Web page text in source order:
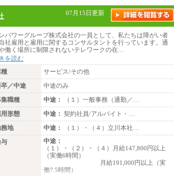
※3…愛知県、静岡県
※4…北海道、宮城県、栃木県、群馬県、長
野県、新潟県、富山県、石川県、岡山県、広
島県、山口県、香川県、福岡県
※5…青森県、鳥取県、島根県、愛媛県、高
知県、大分県、長崎県、熊本県、宮崎県、鹿
児島県、沖縄県、福島県、山形県
・月給には一律地域手当を含んだ金額を表示
00円、※3…28,000円、※4…25,000円、※
5…23,000円）
・試用期間中も給与変更なし
●基幹職（地域限定社員）
・大学・院卒／月給185,000 円～219,000 円
※勤務地により異なる。
〈東京・神奈川〉219,00
0 円 〈大阪・兵庫〉209,000 円
〈愛知〉194,500 円
〈福岡〉185,000 円
・専門・短大卒／月給185,000 円～210,000
円 ※勤務地により異なる。
07月15日更新
パワーグループ株式会社の一員として、私たちは障がい者
社雇用と雇用に関するコンサルタントを行っています。通
働く場所に制限されないテレワークの在…
を読む
サービス/その他
卒／中途
中途のみ
職種
中途：
（１）一般事務（通勤／…
用形態
中途： 契約社員/アルバイト・…
地
中途：
（１）・（４）立川本社…
中途：
（１）・（２）・（４）月給147,800円以上
（実働6時間）
月給191,000円以上（実
働7.5時間）